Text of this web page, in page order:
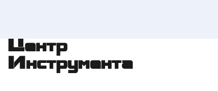
Центр
Инструмента